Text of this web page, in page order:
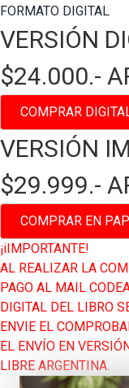
FORMATO DIGITAL
VERSIÓN
$24.000.-
COMPRAR
VERSIÓN
$29.999.-
COMPRAR EN
¡iIMPORTANTE!
AL REALIZAR LA
PAGO AL MAIL
DIGITAL DEL LIBRO
ENVIE EL
EL ENVÍO EN
LIBRE ARGENTINA.